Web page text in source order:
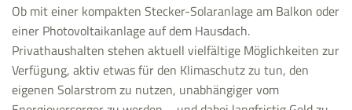
Ob mit einer kompakten Stecker-Solaranlage am Balkon oder
einer Photovoltaikanlage auf dem Hausdach.
Privathaushalten stehen aktuell vielfältige Möglichkeiten zur
Verfügung, aktiv etwas für den Klimaschutz zu tun, den
eigenen Solarstrom zu nutzen, unabhängiger vom